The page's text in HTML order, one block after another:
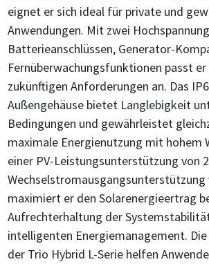
eignet er sich ideal für private und
Anwendungen. Mit zwei
Batterieanschlüssen, Generator-
Fernüberwachungsfunktionen passt
zukünftigen Anforderungen an. Das
Außengehäuse bietet Langlebigkeit
Bedingungen und gewährleistet
maximale Energienutzung mit hohem
einer PV-Leistungsunterstützung von
Wechselstromausgangsunterstützung
maximiert er den Solarenergieertrag
Aufrechterhaltung der
intelligenten Energiemanagement.
der Trio Hybrid L-Serie helfen